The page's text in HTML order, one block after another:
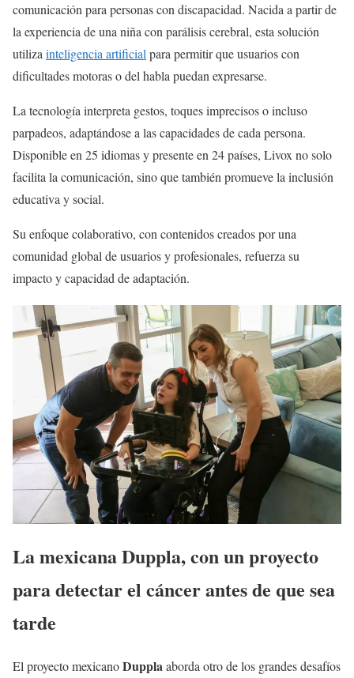
comunicación para personas con discapacidad. Nacida a partir de
la experiencia de una niña con parálisis cerebral, esta solución
utiliza inteligencia artificial para permitir que usuarios con
dificultades motoras o del habla puedan expresarse.
La tecnología interpreta gestos, toques imprecisos o incluso
parpadeos, adaptándose a las capacidades de cada persona.
Disponible en 25 idiomas y presente en 24 países, Livox no solo
facilita la comunicación, sino que también promueve la inclusión
educativa y social.
Su enfoque colaborativo, con contenidos creados por una
comunidad global de usuarios y profesionales, refuerza su
impacto y capacidad de adaptación.
La mexicana Duppla, con un proyecto
para detectar el cáncer antes de que sea
tarde
El proyecto mexicanoDupplaaborda otro de los grandes desafíos